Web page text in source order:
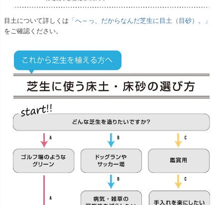
目土について詳しくは 「へ～っ、だからなんだ芝生に目土（目砂）。」
をご確認ください。